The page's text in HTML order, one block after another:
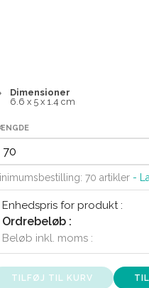
Dimensioner
6.6 x 5 x 1.4 cm
70 artikler -
Enhedspris for produkt :
Ordrebeløb :
Beløb inkl. moms :
TILFØJ TIL KURV